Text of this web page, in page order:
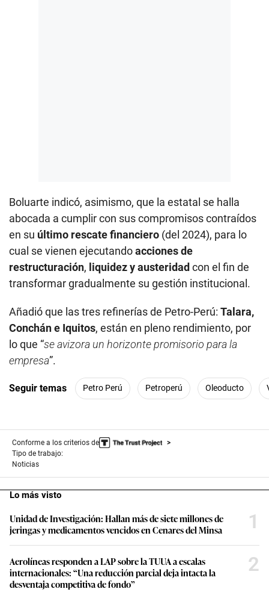
Boluarte indicó, asimismo, que la estatal se halla
abocada a cumplir con sus compromisos contraídos
en su último rescate financiero (del 2024), para lo
cual se vienen ejecutandoacciones de
restructuración, liquidez y austeridadcon el fin de
transformar gradualmente su gestión institucional.
Añadió que las tres refinerías de Petro-Perú: Talara,
Conchán e Iquitos, están en pleno rendimiento, por
lo que “se avizora un horizonte promisorio para la
empresa”.
Seguir temas Petro Perú Petroperú Oleoducto
Conforme a los criterios de
Tipo de trabajo:
Noticias
Lo más visto
Unidad de Investigación: Hallan más de siete millones de
jeringas y medicamentos vencidos en Cenares del Minsa
1
Aerolíneas responden a LAP sobre la TUUA a escalas
internacionales: “Una reducción parcial deja intacta la
desventaja competitiva de fondo”
2